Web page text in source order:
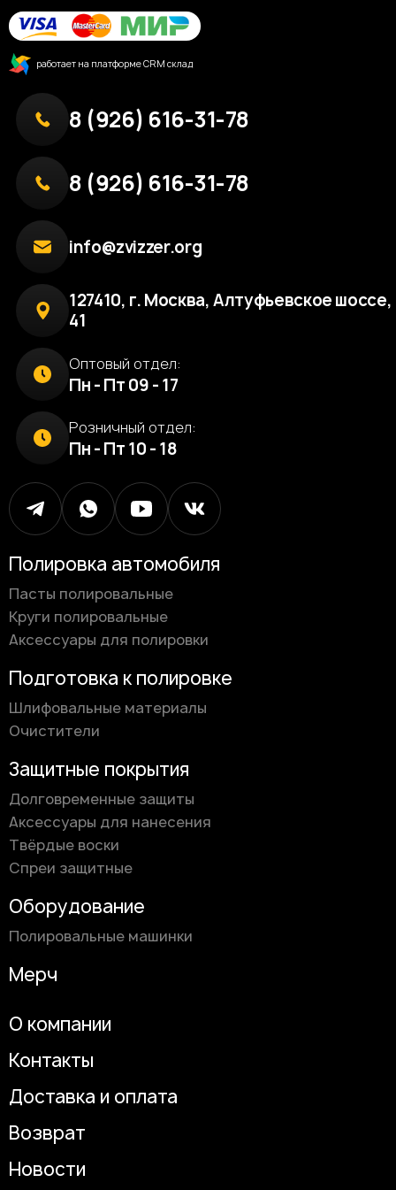
работает на платформе CRM склад
8 (926) 616-31-78
8 (926) 616-31-78
info@zvizzer.org
127410, г. Москва, Алтуфьевское шоссе,
41
Оптовый отдел:
Пн - Пт 09 - 17
Розничный отдел:
Пн - Пт 10 - 18
Полировка автомобиля
Пасты полировальные
Круги полировальные
Аксессуары для полировки
Подготовка к полировке
Шлифовальные материалы
Очистители
Защитные покрытия
Долговременные защиты
Аксессуары для нанесения
Твёрдые воски
Спреи защитные
Оборудование
Полировальные машинки
Мерч
О компании
Контакты
Доставка и оплата
Возврат
Новости